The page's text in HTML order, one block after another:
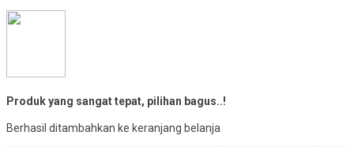
Produk yang sangat tepat, pilihan bagus..!
Berhasil ditambahkan ke keranjang belanja